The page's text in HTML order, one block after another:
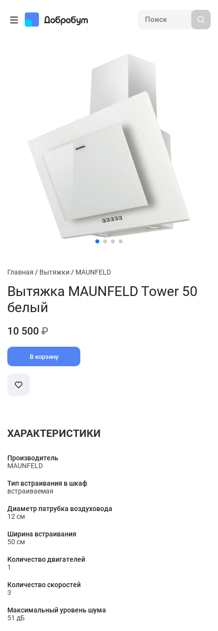
Главная / Вытяжки / MAUNFELD
Вытяжка MAUNFELD Tower 50
белый
10 500 ₽
В корзину
ХАРАКТЕРИСТИКИ
Производитель
MAUNFELD
Тип встраивания в шкаф
встраиваемая
Диаметр патрубка воздуховода
12 cм
Ширина встраивания
50 см
Количество двигателей
1
Количество скоростей
3
Максимальный уровень шума
51 дБ